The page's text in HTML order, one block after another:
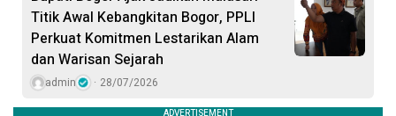
Titik Awal Kebangkitan Bogor, PPLI
Perkuat Komitmen Lestarikan Alam
dan Warisan Sejarah
admin 28/07/2026